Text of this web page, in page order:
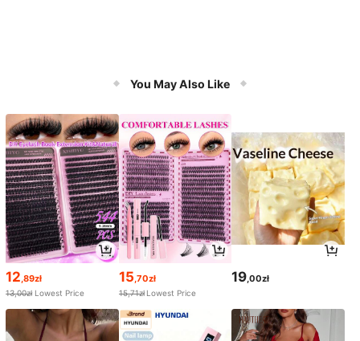
You May Also Like
12 ,89zł
13,00zł Lowest Price
15 ,70zł
15,71zł Lowest Price
19 ,00zł